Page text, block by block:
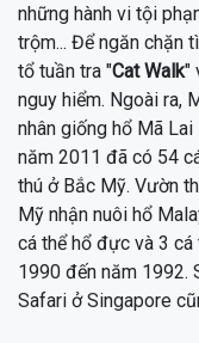
những hành vi tội
trộm... Để ngăn chặn
tổ tuần tra "Cat Walk"
nguy hiểm. Ngoài ra,
nhân giống hổ Mã Lai
năm 2011 đã có 54
thú ở Bắc Mỹ. Vườn
Mỹ nhận nuôi hổ
cá thể hổ đực và 3
1990 đến năm 1992.
Safari ở Singapore